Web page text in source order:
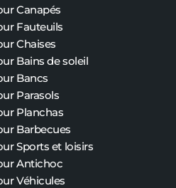
Canapés
Fauteuils
Chaises
Bains de soleil
Bancs
Parasols
Planchas
Barbecues
Sports et loisirs
Antichoc
Véhicules